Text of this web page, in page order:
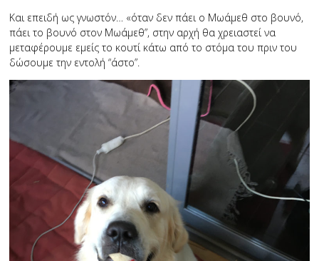
Και επειδή ως γνωστόν… «όταν δεν πάει ο Μωάμεθ στο βουνό,
πάει το βουνό στον Μωάμεθ”, στην αρχή θα χρειαστεί να
μεταφέρουμε εμείς το κουτί κάτω από το στόμα του πριν του
δώσουμε την εντολή “άστο”.